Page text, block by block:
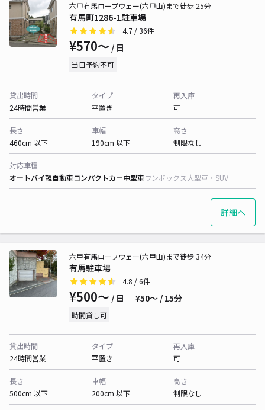
有馬町1286-1駐車場
六甲有馬ロープウェー(六甲山)まで徒歩 25分
4.7 / 36件
¥570〜 / 日
当日予約不可
貸出時間
24時間営業
タイプ
平置き
再入庫
可
長さ
460cm 以下
車幅
190cm 以下
高さ
制限なし
対応車種
オートバイ軽自動車コンパクトカー中型車ワンボックス大型車・SUV
詳細へ
有馬駐車場
六甲有馬ロープウェー(六甲山)まで徒歩 34分
4.8 / 6件
¥500〜 / 日 ¥50〜 / 15分
時間貸し可
貸出時間
24時間営業
タイプ
平置き
再入庫
可
長さ
500cm 以下
車幅
200cm 以下
高さ
制限なし